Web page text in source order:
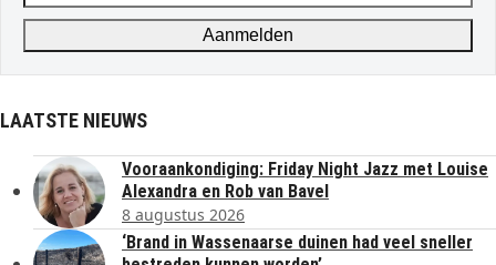
address
Aanmelden
LAATSTE NIEUWS
Vooraankondiging: Friday Night Jazz met Louise
Alexandra en Rob van Bavel
8 augustus 2026
‘Brand in Wassenaarse duinen had veel sneller